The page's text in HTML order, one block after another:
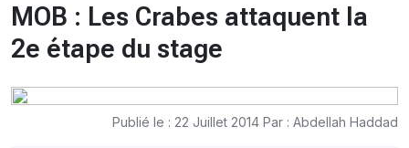
MOB : Les Crabes attaquent la
2e étape du stage
Publié le : 22 Juillet 2014 Par : Abdellah Haddad